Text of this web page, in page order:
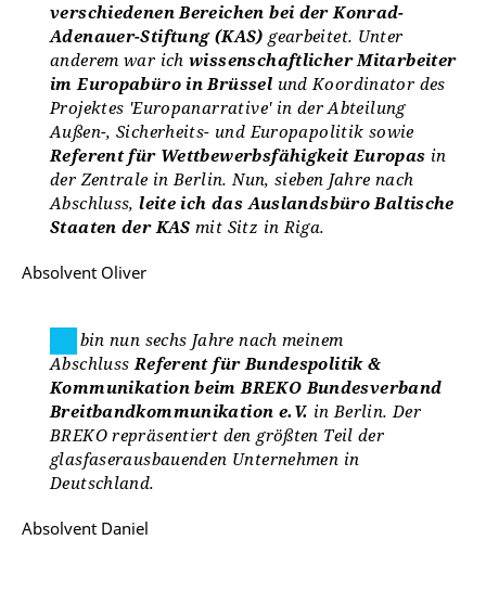
verschiedenen Bereichen bei der Konrad-
Adenauer-Stiftung (KAS) gearbeitet. Unter
anderem war ichwissenschaftlicher Mitarbeiter
im Europabüro in Brüssel und Koordinator des
Projektes 'Europanarrative' in der Abteilung
Außen-, Sicherheits- und Europapolitik sowie
Referent für Wettbewerbsfähigkeit Europas in
der Zentrale in Berlin. Nun, sieben Jahre nach
Abschluss,leite ich das Auslandsbüro Baltische
Staaten der KAS mit Sitz in Riga.
Absolvent Oliver
Ich bin nun sechs Jahre nach meinem
AbschlussReferent für Bundespolitik &
Kommunikation beim BREKO Bundesverband
Breitbandkommunikation e.V. in Berlin. Der
BREKO repräsentiert den größten Teil der
glasfaserausbauenden Unternehmen in
Deutschland.
Absolvent Daniel